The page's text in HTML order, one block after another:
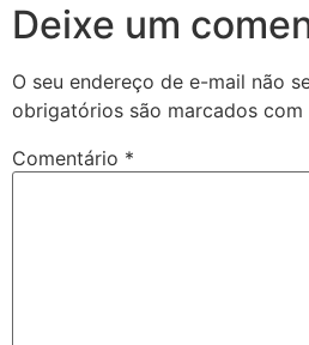
Deixe um
O seu endereço de e-mail não
obrigatórios são marcados com
Comentário *